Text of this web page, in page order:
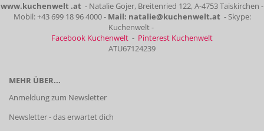
www.kuchenwelt .at - Natalie Gojer, Breitenried 122, A-4753 Taiskirchen -
Mobil: +43 699 18 96 4000 - Mail: natalie@kuchenwelt.at - Skype:
Kuchenwelt -
Facebook Kuchenwelt - Pinterest Kuchenwelt
ATU67124239
MEHR ÜBER...
Anmeldung zum Newsletter
Newsletter - das erwartet dich